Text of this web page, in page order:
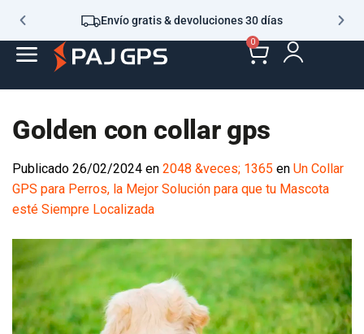
Envío gratis & devoluciones 30 días
0
Golden con collar gps
Publicado 26/02/2024 en 2048 &veces; 1365 en Un Collar
GPS para Perros, la Mejor Solución para que tu Mascota
esté Siempre Localizada